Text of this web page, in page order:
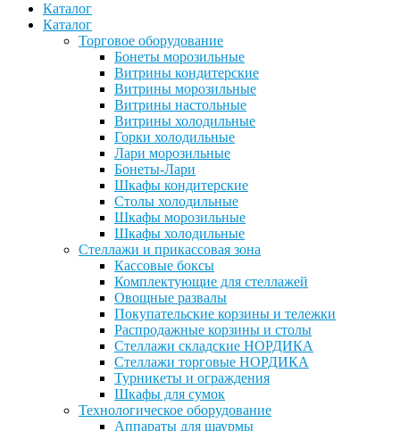
Каталог
Каталог
Торговое оборудование
Бонеты морозильные
Витрины кондитерские
Витрины морозильные
Витрины настольные
Витрины холодильные
Горки холодильные
Лари морозильные
Бонеты-Лари
Шкафы кондитерские
Столы холодильные
Шкафы морозильные
Шкафы холодильные
Стеллажи и прикассовая зона
Кассовые боксы
Комплектующие для стеллажей
Овощные развалы
Покупательские корзины и тележки
Распродажные корзины и столы
Стеллажи складские НОРДИКА
Стеллажи торговые НОРДИКА
Турникеты и ограждения
Шкафы для сумок
Технологическое оборудование
Аппараты для шаурмы